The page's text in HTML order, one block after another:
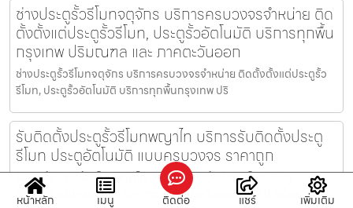
ช่างประตูรั้วรีโมทจตุจักร บริการครบวงจรจำหน่าย ติด
ตั้งตั้งแต่ประตูรั้วรีโมท, ประตูรั้วอัตโนมัติ บริการทุกพื้น
กรุงเทพ ปริมณฑล และ ภาคตะวันออก
ช่างประตูรั้วรีโมทจตุจักร บริการครบวงจรจำหน่าย ติดตั้งตั้งแต่ประตูรั้ว
รีโมท, ประตูรั้วอัตโนมัติ บริการทุกพื้นกรุงเทพ ปริ
รับติดตั้งประตูรั้วรีโมทพญาไท บริการรับติดตั้งประตู
รีโมท ประตูอัตโนมัติ แบบครบวงจร ราคาถูก
รับติดตั้งประตูรั้วรีโมทพญาไท บริการรับติดตั้งประตูรีโมท ประตู
อัตโนมัติ แบบครบวงจร ราคาถูก พร้อมประกันมอเตอร์ 5 ปี อะไหล
หน้าหลัก เมนู ติดต่อ แชร์ เพิ่มเติม